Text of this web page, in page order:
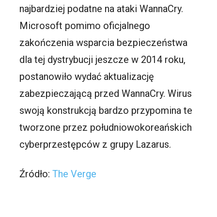
najbardziej podatne na ataki WannaCry.
Microsoft pomimo oficjalnego
zakończenia wsparcia bezpieczeństwa
dla tej dystrybucji jeszcze w 2014 roku,
postanowiło wydać aktualizację
zabezpieczającą przed WannaCry. Wirus
swoją konstrukcją bardzo przypomina te
tworzone przez południowokoreańskich
cyberprzestępców z grupy Lazarus.
Źródło:The Verge